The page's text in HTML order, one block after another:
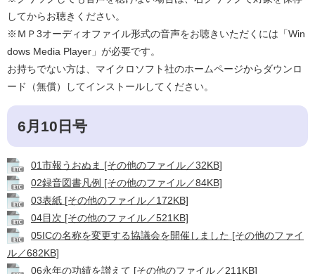
してからお聴きください。
※ＭＰ3オーディオファイル形式の音声をお聴きいただくには「Win
dows Media Player」が必要です。
お持ちでない方は、マイクロソフト社のホームページからダウンロ
ード（無償）してインストールしてください。
6月10日号
01市報うおぬま [その他のファイル／32KB]
02録音図書凡例 [その他のファイル／84KB]
03表紙 [その他のファイル／172KB]
04目次 [その他のファイル／521KB]
05ICの名称を変更する協議会を開催しました [その他のファイ
ル／682KB]
06永年の功績を讃えて [その他のファイル／211KB]